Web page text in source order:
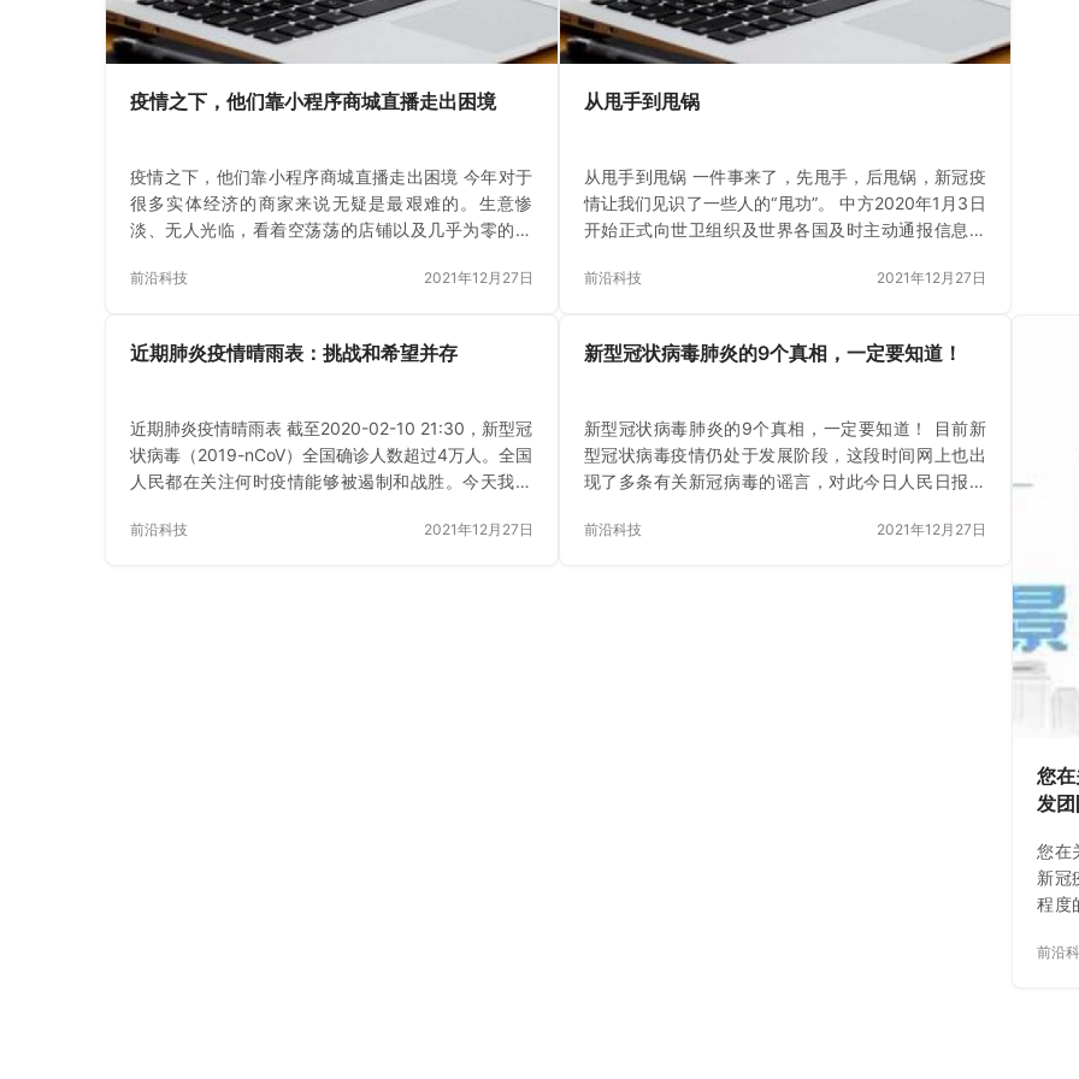
疫情之下，他们靠小程序商城直播走出困境
疫情之下，他们靠小程序商城直播走出困境 今年对于
很多实体经济的商家来说无疑是最艰难的。生意惨
淡、无人光临，看着空荡荡的店铺以及几乎为零的营
内心的真实写照 …
前沿科技 2021年12月27日
从甩手到甩锅
从甩手到甩锅 一件事来了，先甩手，后甩锅，新冠疫
情让我们见识了一些人的“甩功”。 中方2020年1月3日
开始正式向世卫组织及世界各国及时主动通报信息，
23日关闭离汉…
前沿科技 2021年12月27日
近期肺炎疫情晴雨表：挑战和希望并存
近期肺炎疫情晴雨表 截至2020-02-10 21:30，新型冠
状病毒（2019-nCoV）全国确诊人数超过4万人。全国
人民都在关注何时疫情能够被遏制和战胜。今天我们
望能够帮助大家…
前沿科技 2021年12月27日
新型冠状病毒肺炎的9个真相，一定要知道！
新型冠状病毒肺炎的9个真相，一定要知道！ 目前新
型冠状病毒疫情仍处于发展阶段，这段时间网上也出
现了多条有关新冠病毒的谣言，对此今日人民日报官
9个真相”，一起…
前沿科技 2021年12月27日
您在
发团
您在
新冠
程度
情下
前沿